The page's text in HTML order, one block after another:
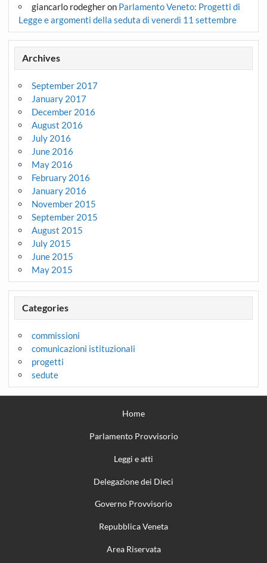
giancarlo rodegheron Parlamento Veneto: Progetti di
Legge e argomenti della seduta di venerdì 11 settembre
Archives
September 2017
January 2017
December 2016
August 2016
July 2016
June 2016
May 2016
February 2016
January 2016
November 2015
September 2015
August 2015
July 2015
June 2015
May 2015
Categories
commissioni
comunicazioni istituzionali
progetti
sedute
Home
Parlamento Provvisorio
Leggi e atti
Delegazione dei Dieci
Governo Provvisorio
Repubblica Veneta
Area Riservata